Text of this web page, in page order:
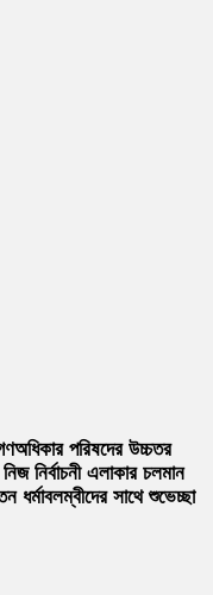
পরিষদের উচ্চতর
নির্বাচনী এলাকার চলমান
ধর্মাবলম্বীদের সাথে শুভেচ্ছা